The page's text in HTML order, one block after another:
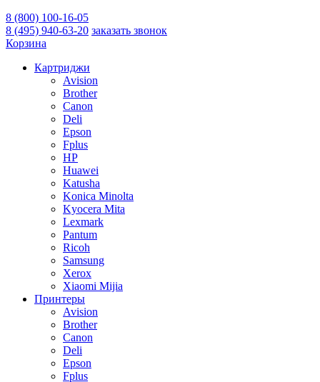
8 (800) 100-16-05
8 (495) 940-63-20 заказать звонок
Корзина
Картриджи
Avision
Brother
Canon
Deli
Epson
Fplus
HP
Huawei
Katusha
Konica Minolta
Kyocera Mita
Lexmark
Pantum
Ricoh
Samsung
Xerox
Xiaomi Mijia
Принтеры
Avision
Brother
Canon
Deli
Epson
Fplus